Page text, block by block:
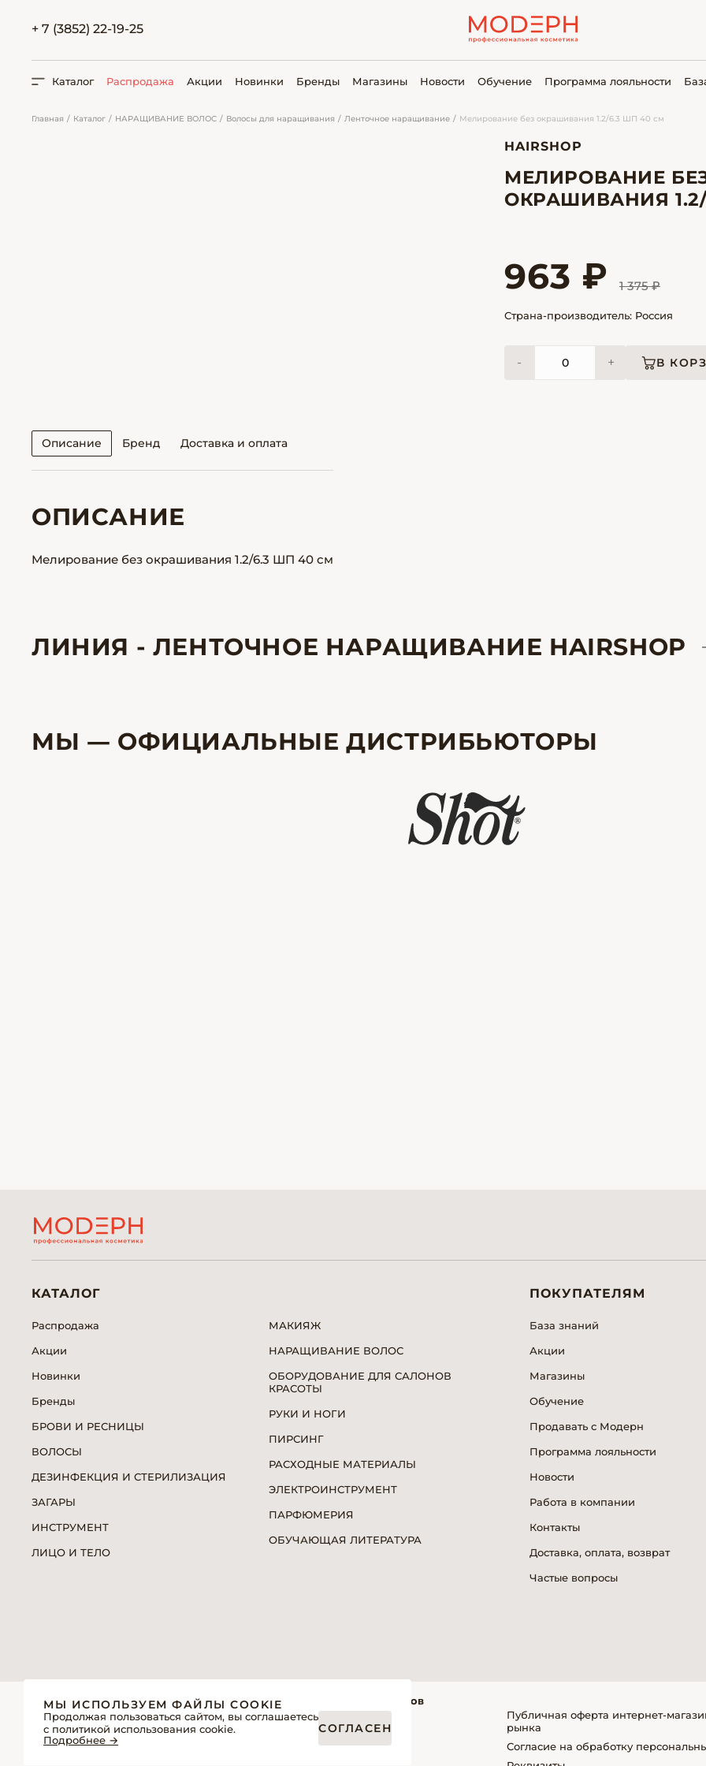
+ 7 (3852) 22-19-25
Каталог Распродажа Акции Новинки Бренды Магазины Новости Обучение Программа лояльности
Главная Каталог НАРАЩИВАНИЕ ВОЛОС Волосы для наращивания Ленточное наращивание Мелирование без окрашивания 1.2/6.3 ШП 40 см
HAIRSHOP
МЕЛИРОВАНИЕ
ОКРАШИВАНИЯ
963 ₽ 1 375 ₽
Страна-производитель: Россия
- + В
Описание Бренд Доставка и оплата
ОПИСАНИЕ
Мелирование без окрашивания 1.2/6.3 ШП 40 см
ЛИНИЯ - ЛЕНТОЧНОЕ НАРАЩИВАНИЕ HAIRSHOP
МЫ — ОФИЦИАЛЬНЫЕ ДИСТРИБЬЮТОРЫ
КАТАЛОГ
Распродажа
Акции
Новинки
Бренды
БРОВИ И РЕСНИЦЫ
ВОЛОСЫ
ДЕЗИНФЕКЦИЯ И СТЕРИЛИЗАЦИЯ
ЗАГАРЫ
ИНСТРУМЕНТ
ЛИЦО И ТЕЛО
МАКИЯЖ
НАРАЩИВАНИЕ ВОЛОС
ОБОРУДОВАНИЕ ДЛЯ САЛОНОВ
КРАСОТЫ
РУКИ И НОГИ
ПИРСИНГ
РАСХОДНЫЕ МАТЕРИАЛЫ
ЭЛЕКТРОИНСТРУМЕНТ
ПАРФЮМЕРИЯ
ОБУЧАЮЩАЯ ЛИТЕРАТУРА
ПОКУПАТЕЛЯМ
База знаний
Акции
Магазины
Обучение
Продавать с Модерн
Программа лояльности
Новости
Работа в компании
Контакты
Доставка, оплата, возврат
Частые вопросы
© 2026 «Модерн»— Косметика и оборудование для профессионалов
Политика обработки персональных данных
Пользовательское соглашение
Публичная оферта интернет-
рынка
Согласие на обработку
МЫ ИСПОЛЬЗУЕМ ФАЙЛЫ COOKIE
Продолжая пользоваться сайтом, вы соглашаетесь
с политикой использования cookie.
Подробнее →
СОГЛАСЕН